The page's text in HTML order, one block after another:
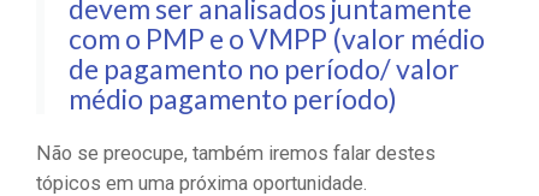
devem ser analisados juntamente
com o PMP e o VMPP (valor médio
de pagamento no período/ valor
médio pagamento período)
Não se preocupe, também iremos falar destes
tópicos em uma próxima oportunidade.